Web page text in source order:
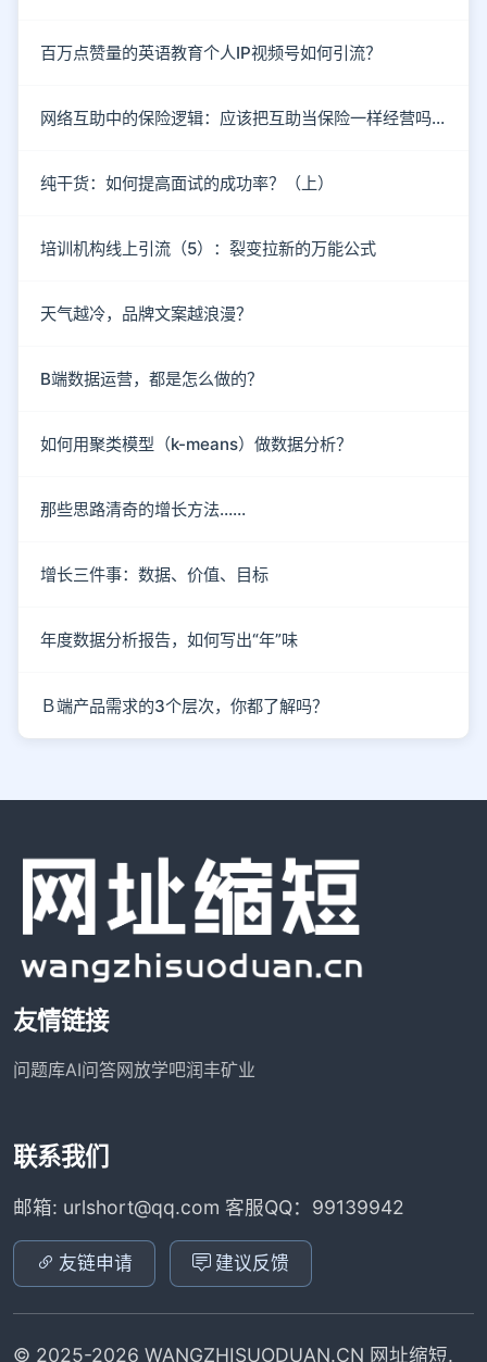
百万点赞量的英语教育个人IP视频号如何引流？
网络互助中的保险逻辑：应该把互助当保险一样经营吗？
纯干货：如何提高面试的成功率？（上）
培训机构线上引流（5）：裂变拉新的万能公式
天气越冷，品牌文案越浪漫？
B端数据运营，都是怎么做的？
如何用聚类模型（k-means）做数据分析？
那些思路清奇的增长方法……
增长三件事：数据、价值、目标
年度数据分析报告，如何写出“年”味
Ｂ端产品需求的3个层次，你都了解吗？
友情链接
问题库AI问答网放学吧润丰矿业
联系我们
邮箱: urlshort@qq.com 客服QQ：99139942
友链申请 建议反馈
© 2025-2026 WANGZHISUODUAN.CN 网址缩短.